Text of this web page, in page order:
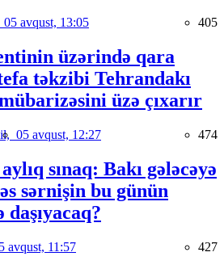
05 avqust, 13:05 405
üzərində qara
təkzibi Tehrandakı
üzə çıxarır
05 avqust, 12:27 474
sınaq: Bakı gələcəyə
sərnişin bu günün
avqust, 11:57 427